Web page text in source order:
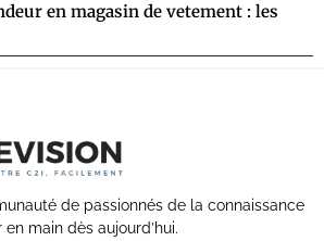
en magasin de vetement : les
de passionnés de la connaissance
main dès aujourd’hui.